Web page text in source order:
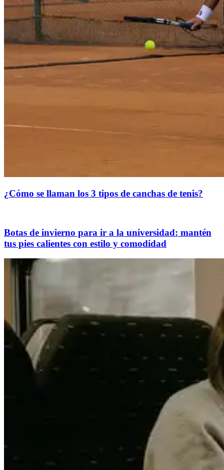
¿Cómo se llaman los 3 tipos de canchas de tenis?
Botas de invierno para ir a la universidad: mantén
tus pies calientes con estilo y comodidad